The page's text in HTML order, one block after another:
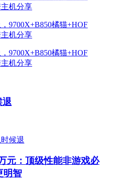
退
元：顶级性能非游戏必
明智